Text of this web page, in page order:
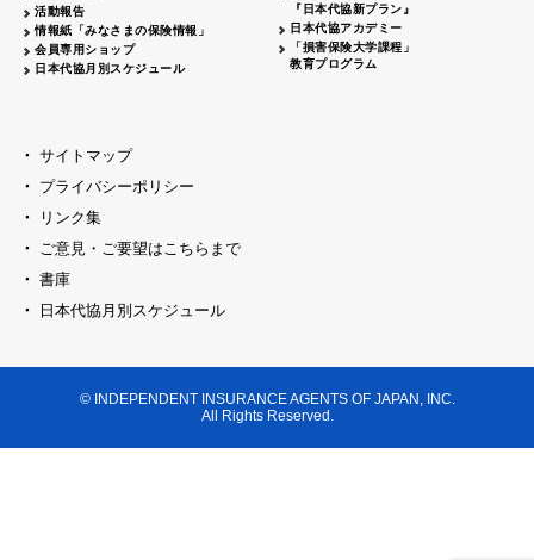
活動報告
情報紙「みなさまの保険情報」
会員専用ショップ
日本代協月別スケジュール
『日本代協新プラン』
日本代協アカデミー
「損害保険大学課程」
教育プログラム
サイトマップ
プライバシーポリシー
リンク集
ご意見・ご要望はこちらまで
書庫
日本代協月別スケジュール
© INDEPENDENT INSURANCE AGENTS OF JAPAN, INC.
All Rights Reserved.